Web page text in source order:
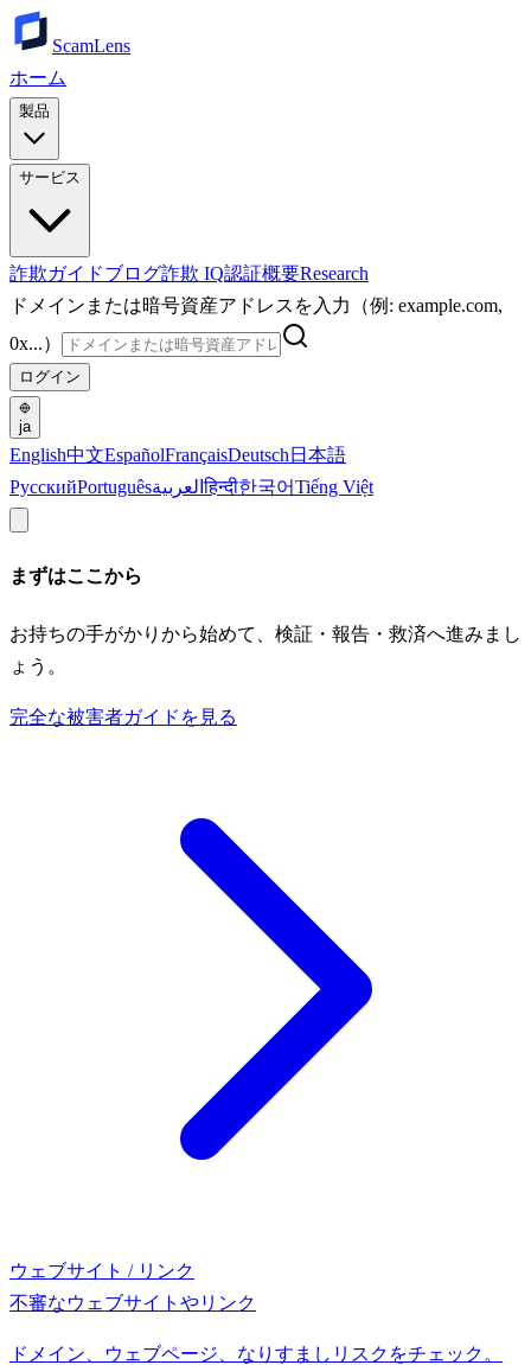
ScamLens
ホーム
製品
サービス
詐欺ガイドブログ詐欺 IQ認証概要Research
ドメインまたは暗号資産アドレスを入力（例: example.com,
0x...）
ログイン
ja
English中文EspañolFrançaisDeutsch 日本語
РусскийPortuguêsالعربيةहिन्दी한국어Tiếng Việt
まずはここから
お持ちの手がかりから始めて、検証・報告・救済へ進みまし
ょう。
完全な被害者ガイドを見る
ウェブサイト / リンク
不審なウェブサイトやリンク
ドメイン、ウェブページ、なりすましリスクをチェック。